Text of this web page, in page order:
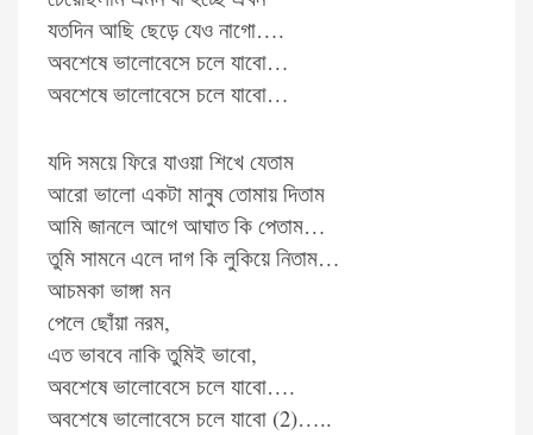
যতদিন আছি ছেড়ে যেও নাগো….
অবশেষে ভালোবেসে চলে যাবো…
অবশেষে ভালোবেসে চলে যাবো…
যদি সময়ে ফিরে যাওয়া শিখে যেতাম
আরো ভালো একটা মানুষ তোমায় দিতাম
আমি জানলে আগে আঘাত কি পেতাম…
তুমি সামনে এলে দাগ কি লুকিয়ে নিতাম…
আচমকা ভাঙ্গা মন
পেলে ছোঁয়া নরম,
এত ভাববে নাকি তুমিই ভাবো,
অবশেষে ভালোবেসে চলে যাবো….
অবশেষে ভালোবেসে চলে যাবো (2)…..